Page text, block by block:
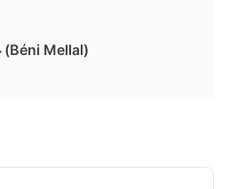
Non-défini-غير-محدد ( Béni Mellal)